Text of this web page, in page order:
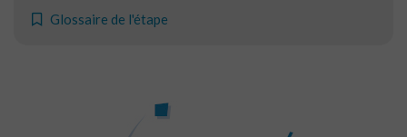
Glossaire de l'étape